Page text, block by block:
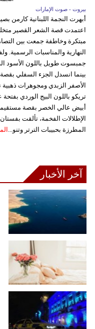
بيروت - صوت الإمارات
أبهرت النجمة اللبنانية كارمن
اعتمدت قصة الشعر القصير
مبتكرة وخاطفة جمعت بين
النهارية والمناسبات الرسمية.
جمبسوت طويل باللون الأسود
بينما انسدل الجزء السفلي
الأصفر الزبدي ومجوهرات
تريكو باللون البيج الوردي
أبيض عالي الخصر بقصة
الإطلالات الفخمة، تألقت
المطرزة بحبيبات الترتر وتنو...
آخر الأخبار